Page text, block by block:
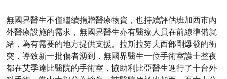
無國界醫生不僅繼續捐贈醫療物資，也持續評估班加西市內
外醫療設施的需求，無國界醫生亦有醫療人員在前線準備就
緒，為有需要的地方提供支援。拉斯拉努夫西部剛爆發的衝
突，導致新一批傷者湧到，無國界醫生一位手術室護士整夜
都在艾季達比醫院的手術室，協助利比亞醫生進行了十台外